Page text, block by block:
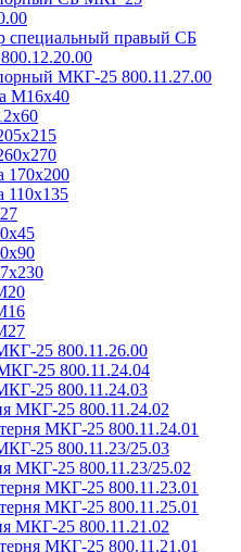
специальный правый СБ
МКГ-25 800.11.27.00
М16х40
170х200
110х135
25 800.11.26.00
25 800.11.24.04
25 800.11.24.03
МКГ-25 800.11.24.02
МКГ-25 800.11.24.01
25 800.11.23/25.03
МКГ-25 800.11.23/25.02
МКГ-25 800.11.23.01
МКГ-25 800.11.25.01
МКГ-25 800.11.21.02
МКГ-25 800.11.21.01